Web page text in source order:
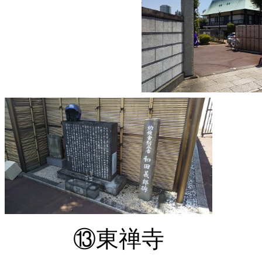
⑬東禅寺 最初の